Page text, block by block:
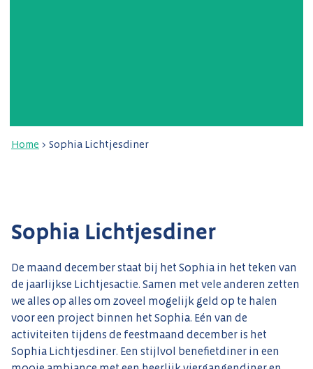
Home > Sophia Lichtjesdiner
Sophia Lichtjesdiner
De maand december staat bij het Sophia in het teken van
de jaarlijkse Lichtjesactie. Samen met vele anderen zetten
we alles op alles om zoveel mogelijk geld op te halen
voor een project binnen het Sophia. Eén van de
activiteiten tijdens de feestmaand december is het
Sophia Lichtjesdiner. Een stijlvol benefietdiner in een